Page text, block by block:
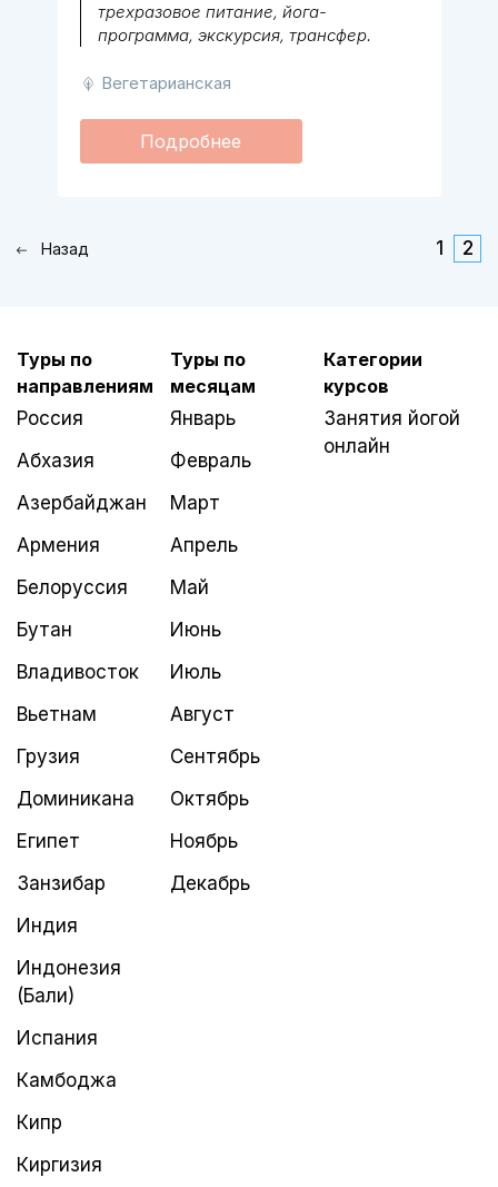
трехразовое питание, йога-
программа, экскурсия, трансфер.
Вегетарианская
Подробнее
Назад 1 2
Туры по
направлениям
Россия
Абхазия
Азербайджан
Армения
Белоруссия
Бутан
Владивосток
Вьетнам
Грузия
Доминикана
Египет
Занзибар
Индия
Индонезия
(Бали)
Испания
Камбоджа
Кипр
Киргизия
Туры по
месяцам
Январь
Февраль
Март
Апрель
Май
Июнь
Июль
Август
Сентябрь
Октябрь
Ноябрь
Декабрь
Категории
курсов
Занятия йогой
онлайн